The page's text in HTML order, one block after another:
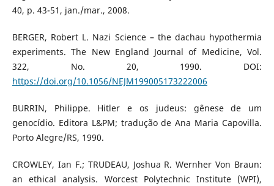
40, p. 43-51, jan./mar., 2008.
BERGER, Robert L. Nazi Science – the dachau hypothermia
experiments. The New England Journal of Medicine, Vol.
322, No. 20, 1990. DOI:
https://doi.org/10.1056/NEJM199005173222006
BURRIN, Philippe. Hitler e os judeus: gênese de um
genocídio. Editora L&PM; tradução de Ana Maria Capovilla.
Porto Alegre/RS, 1990.
CROWLEY, Ian F.; TRUDEAU, Joshua R. Wernher Von Braun:
an ethical analysis. Worcest Polytechnic Institute (WPI),